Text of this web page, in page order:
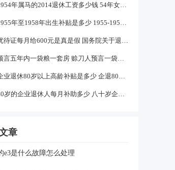
1954年属马的2014退休工资多少钱 54年女马出生农村每年养老金多少
1955年至1958年出生补贴是多少 1955-1958年出生补贴在哪领
优待证每月给600元是真是假 国务院关于退伍军人每月补助文件
预言五年内一袋粮一套房 赊刀人预言一袋面换五栋楼真的吗
企业退休80岁以上高龄补贴是多少 企退80岁以上有100元补贴吗
80岁的企业退休人每月补助多少 八十岁企退人员补发工资吗
章
e3是什么故障怎么处理